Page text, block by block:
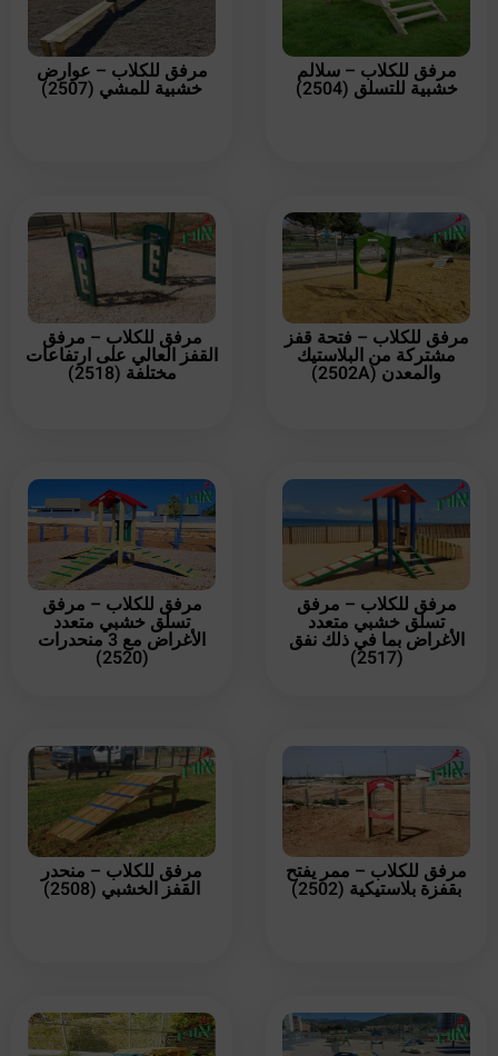
مرفق للكلاب – سلالم
خشبية للتسلق (2504)
مرفق للكلاب – عوارض
خشبية للمشي (2507)
مرفق للكلاب – فتحة قفز
مشتركة من البلاستيك
والمعدن (2502A)
مرفق للكلاب – مرفق
القفز العالي على ارتفاعات
مختلفة (2518)
مرفق للكلاب – مرفق
تسلق خشبي متعدد
الأغراض بما في ذلك نفق
(2517)
مرفق للكلاب – مرفق
تسلق خشبي متعدد
الأغراض مع 3 منحدرات
(2520)
مرفق للكلاب – ممر يفتح
بقفزة بلاستيكية (2502)
مرفق للكلاب – منحدر
القفز الخشبي (2508)